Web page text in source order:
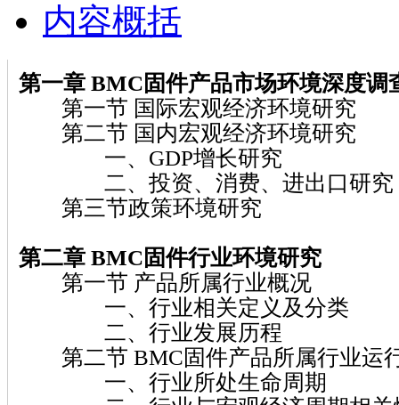
内容概括
第一章 BMC固件产品市场环境深度调
第一节 国际宏观经济环境研究
第二节 国内宏观经济环境研究
一、GDP增长研究
二、投资、消费、进出口研究
第三节政策环境研究
第二章 BMC固件行业环境研究
第一节 产品所属行业概况
一、行业相关定义及分类
二、行业发展历程
第二节 BMC固件产品所属行业运
一、行业所处生命周期